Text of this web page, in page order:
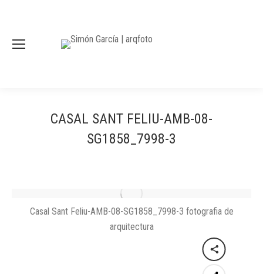
CASAL SANT FELIU-AMB-08-
SG1858_7998-3
Casal Sant Feliu-AMB-08-SG1858_7998-3 fotografia de
arquitectura